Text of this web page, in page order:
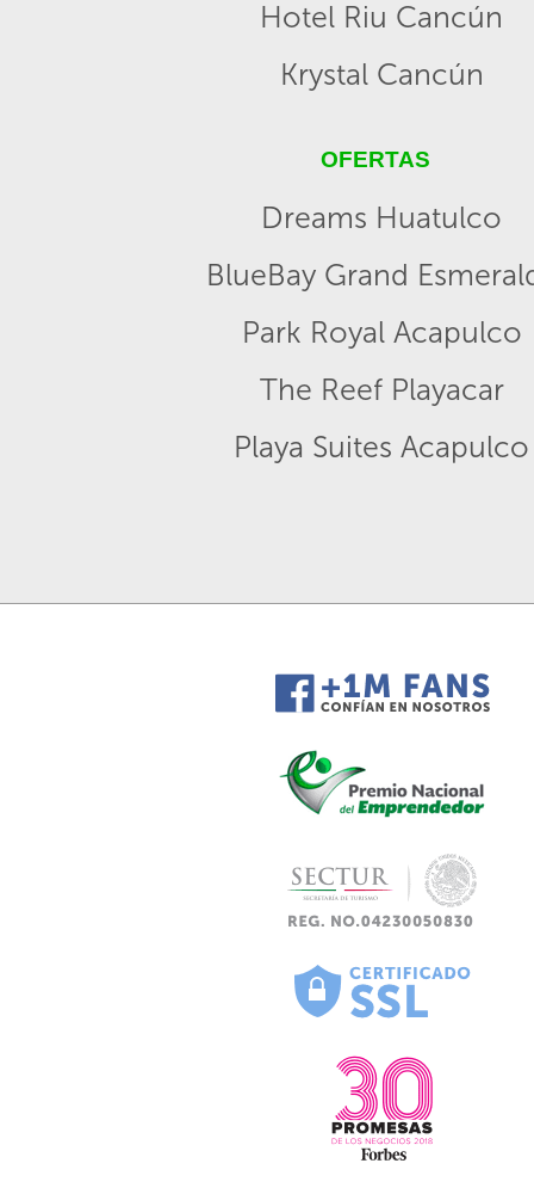
Hotel Riu Cancún
Krystal Cancún
OFERTAS
Dreams Huatulco
BlueBay Grand
Park Royal Acapulco
The Reef Playacar
Playa Suites Acapulco